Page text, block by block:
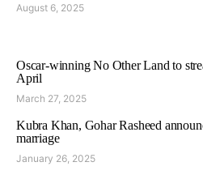
August 6, 2025
Oscar-winning No Other Land to
April
March 27, 2025
Kubra Khan, Gohar Rasheed
marriage
January 26, 2025